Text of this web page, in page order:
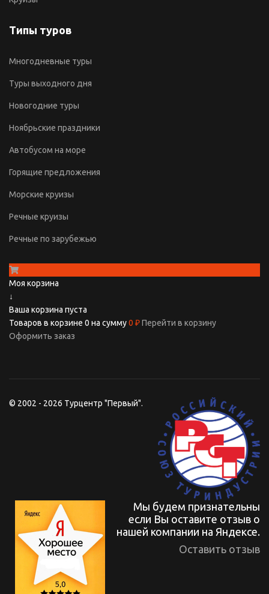
Типы туров
Многодневные туры
Туры выходного дня
Новогодние туры
Ноябрьские праздники
Автобусом на море
Горящие предложения
Морские круизы
Речные круизы
Речные по зарубежью
Моя корзина
↓
Ваша корзина пуста
Товаров в корзине 0 на сумму0 ₽Перейти в корзину
Оформить заказ
© 2002 - 2026 Турцентр "Первый".
Мы будем признательны
если Вы оставите отзыв о
нашей компании на Яндексе.
Оставить отзыв